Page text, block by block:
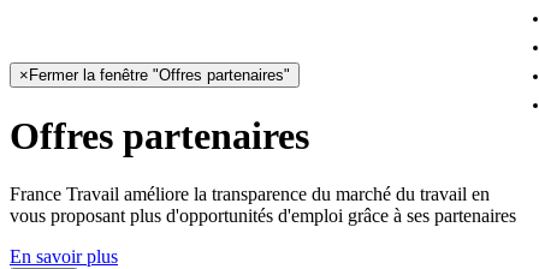
× Fermer la fenêtre "Offres partenaires"
Offres partenaires
France Travail améliore la transparence du marché du travail en
vous proposant plus d'opportunités d'emploi grâce à ses partenaires
En savoir plus